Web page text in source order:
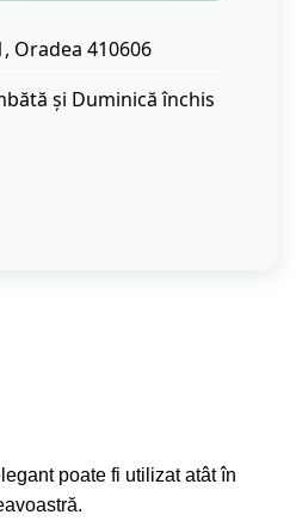
Oradea 410606
și Duminică închis
poate fi utilizat atât în